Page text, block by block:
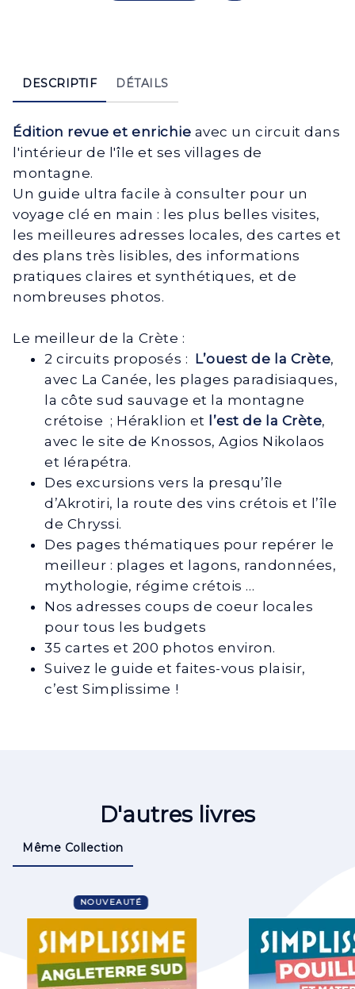
DESCRIPTIF DÉTAILS
Édition revue et enrichie avec un circuit dans
l'intérieur de l'île et ses villages de
montagne.
Un guide ultra facile à consulter pour un
voyage clé en main : les plus belles visites,
les meilleures adresses locales, des cartes et
des plans très lisibles, des informations
pratiques claires et synthétiques, et de
nombreuses photos.
Le meilleur de la Crète :
2 circuits proposés : L’ouest de la Crète,
avec La Canée, les plages paradisiaques,
la côte sud sauvage et la montagne
crétoise ; Héraklion et l’est de la Crète,
avec le site de Knossos, Agios Nikolaos
et Iérapétra.
Des excursions vers la presqu’île
d’Akrotiri, la route des vins crétois et l’île
de Chryssi.
Des pages thématiques pour repérer le
meilleur : plages et lagons, randonnées,
mythologie, régime crétois …
Nos adresses coups de coeur locales
pour tous les budgets
35 cartes et 200 photos environ.
Suivez le guide et faites-vous plaisir,
c’est Simplissime !
D'autres livres
Même Collection
NOUVEAUTÉ